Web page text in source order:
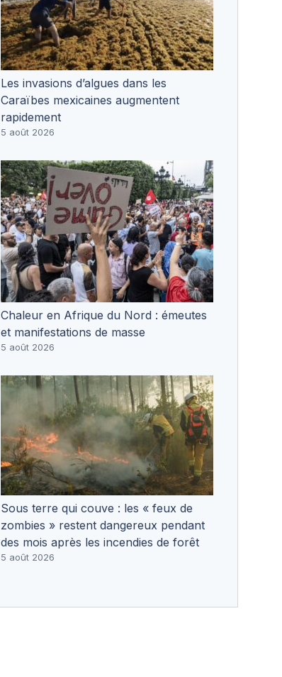
Les invasions d’algues dans les
Caraïbes mexicaines augmentent
rapidement
5 août 2026
Chaleur en Afrique du Nord : émeutes
et manifestations de masse
5 août 2026
Sous terre qui couve : les « feux de
zombies » restent dangereux pendant
des mois après les incendies de forêt
5 août 2026